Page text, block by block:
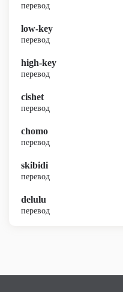
перевод
low-key
перевод
high-key
перевод
cishet
перевод
chomo
перевод
skibidi
перевод
delulu
перевод